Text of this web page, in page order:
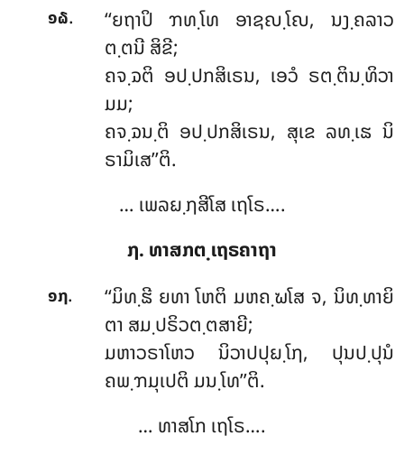
໑໖.
‘‘ຍຖາປິ ຠທ຺ໂທ ອາຊຎ຺ໂຎ, ນງ຺ຄລາວ
ຕ຺ຕນີ ສິຂີ;
ຄຈ຺ຉຕິ ອປ຺ປກສິເຣນ, ເອວໍ ຣຕ຺ຕິນ຺ທິວາ
ມມ;
ຄຈ຺ຉນ຺ຕິ ອປ຺ປກສິເຣນ, ສຸເຂ ລທ຺ເຘ ນິ
ຣາມິເສ’’ຕິ.
… ເພລຏ຺ຐສີໂສ ເຖໂຣ….
໗. ທາສກຕ຺ເຖຣຄາຖາ
໑໗. ‘‘ມິທ຺ຘີ ຍທາ ໂຫຕິ ມຫຄ຺ຆໂສ ຈ, ນິທ຺ທາຍິ
ຕາ ສມ຺ປຣິວຕ຺ຕສາຍີ;
ມຫາວຣາໂຫວ ນິວາປປຸຏ຺ໂຐ, ປຸນປ຺ປຸນໍ
ຄພ຺ຠມຸເປຕິ ມນ຺ໂທ’’ຕິ.
… ທາສໂກ ເຖໂຣ….